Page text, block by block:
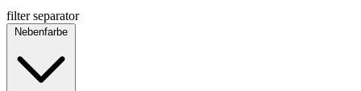
filter separator
Nebenfarbe